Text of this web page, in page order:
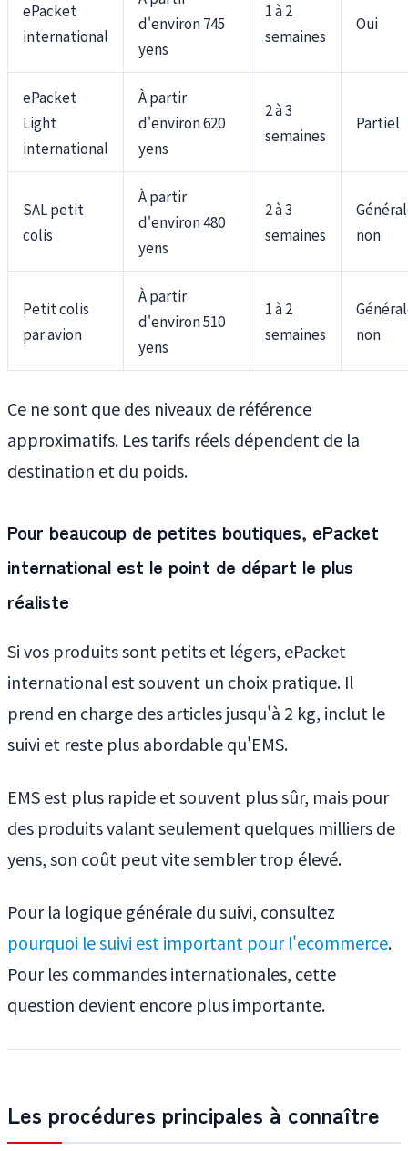
ePacket
international
d'environ 745
yens
1 à 2
semaines
Oui
ePacket
Light
international
À partir
d'environ 620
yens
2 à 3
semaines
Partiel
SAL petit
colis
À partir
d'environ 480
yens
2 à 3
semaines
non
Petit colis
par avion
À partir
d'environ 510
yens
1 à 2
semaines
non
Ce ne sont que des niveaux de référence
approximatifs. Les tarifs réels dépendent de la
destination et du poids.
Pour beaucoup de petites boutiques, ePacket
international est le point de départ le plus
réaliste
Si vos produits sont petits et légers, ePacket
international est souvent un choix pratique. Il
prend en charge des articles jusqu'à 2 kg, inclut le
suivi et reste plus abordable qu'EMS.
EMS est plus rapide et souvent plus sûr, mais pour
des produits valant seulement quelques milliers de
yens, son coût peut vite sembler trop élevé.
Pour la logique générale du suivi, consultez
pourquoi le suivi est important pour l'ecommerce.
Pour les commandes internationales, cette
question devient encore plus importante.
Les procédures principales à connaître